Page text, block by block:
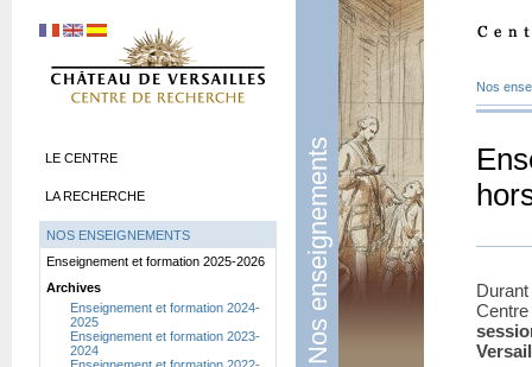
Nos enseignements
Nos
LE CENTRE
LA RECHERCHE
NOS ENSEIGNEMENTS
Enseignement et formation 2025-2026
Archives
Enseignement et formation 2024-
2025
Enseignement et formation 2023-
2024
Enseignement et formation 2022-